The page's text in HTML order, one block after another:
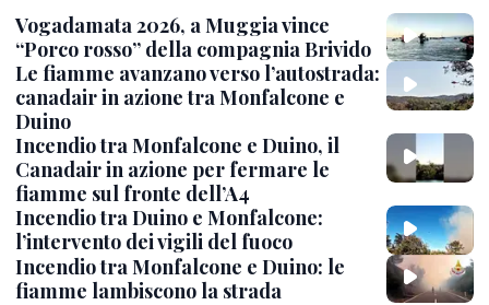
Vogadamata 2026, a Muggia vince
“Porco rosso” della compagnia Brivido
Le fiamme avanzano verso l’autostrada:
canadair in azione tra Monfalcone e
Duino
Incendio tra Monfalcone e Duino, il
Canadair in azione per fermare le
fiamme sul fronte dell’A4
Incendio tra Duino e Monfalcone:
l’intervento dei vigili del fuoco
Incendio tra Monfalcone e Duino: le
fiamme lambiscono la strada